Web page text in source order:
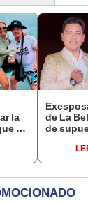
la
no
"El
de La
de
expone